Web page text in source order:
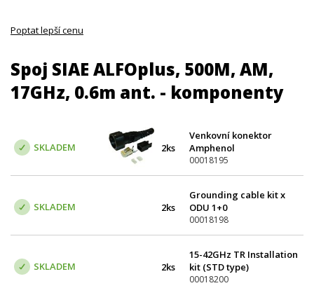
Poptat lepší cenu
Spoj SIAE ALFOplus, 500M, AM,
17GHz, 0.6m ant. - komponenty
SKLADEM 2ks
Venkovní konektor
Amphenol
00018195
SKLADEM 2ks
Grounding cable kit x
ODU 1+0
00018198
SKLADEM 2ks
15-42GHz TR Installation
kit (STD type)
00018200